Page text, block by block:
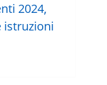
2024,
istruzioni